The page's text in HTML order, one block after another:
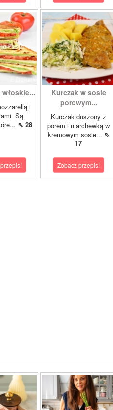
i
Są
⇖ 28
Kurczak w sosie
porowym...
Kurczak duszony z
porem i marchewką w
kremowym sosie... ⇖
17
Zobacz przepis!